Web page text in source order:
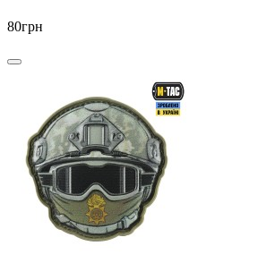
80грн